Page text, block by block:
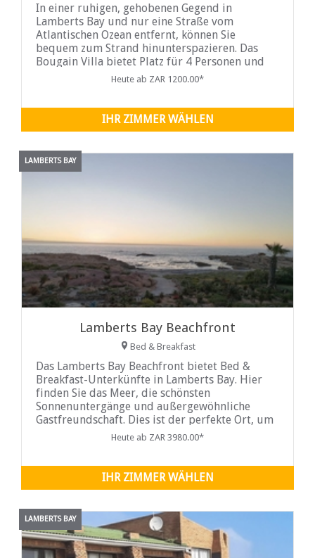
In einer ruhigen, gehobenen Gegend in
Lamberts Bay und nur eine Straße vom
Atlantischen Ozean entfernt, können Sie
bequem zum Strand hinunterspazieren. Das
Bougain Villa bietet Platz für 4 Personen und
bietet MeerblickHeute ab ZAR 1200.00*
IHR ZIMMER WÄHLEN
LAMBERTS BAY
Lamberts Bay Beachfront
Bed & Breakfast
Das Lamberts Bay Beachfront bietet Bed &
Breakfast-Unterkünfte in Lamberts Bay. Hier
finden Sie das Meer, die schönsten
Sonnenuntergänge und außergewöhnliche
Gastfreundschaft. Dies ist der perfekte Ort, um
sich auszuruhen, Ruhe und Frieden zu erleben
Heute ab ZAR 3980.00*
IHR ZIMMER WÄHLEN
LAMBERTS BAY